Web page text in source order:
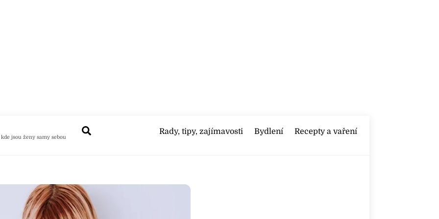
kde jsou ženy samy sebou
Rady, tipy, zajímavosti Bydlení Recepty a vaření